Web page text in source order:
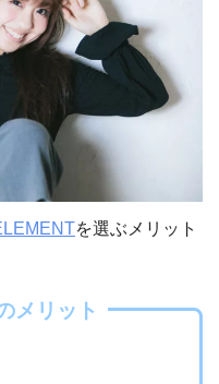
を選ぶメリット
メリット